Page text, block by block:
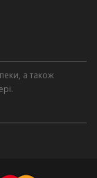
а також